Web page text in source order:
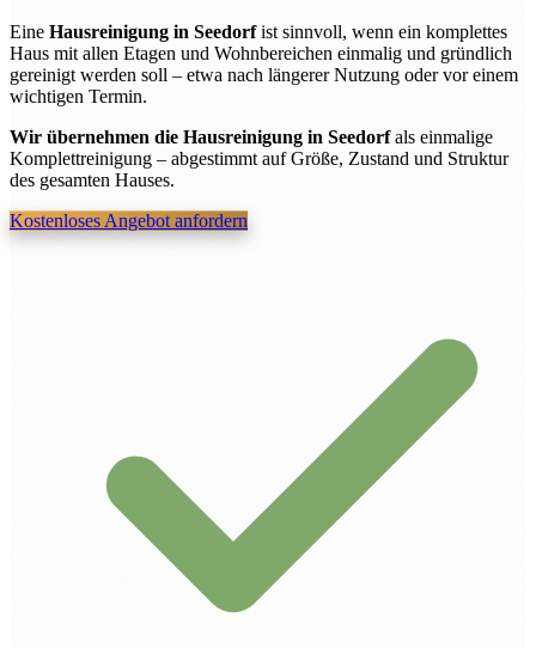
Eine Hausreinigung in Seedorfist sinnvoll, wenn ein komplettes
Haus mit allen Etagen und Wohnbereichen einmalig und gründlich
gereinigt werden soll – etwa nach längerer Nutzung oder vor einem
wichtigen Termin.
Wir übernehmen die Hausreinigung in Seedorfals einmalige
Komplettreinigung – abgestimmt auf Größe, Zustand und Struktur
des gesamten Hauses.
Kostenloses Angebot anfordern